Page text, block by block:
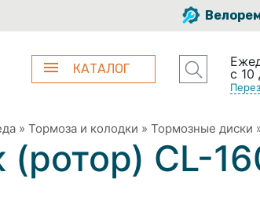
КАТАЛОГ
с 10
» Тормоза и колодки » Тормозные диски
(ротор) CL-